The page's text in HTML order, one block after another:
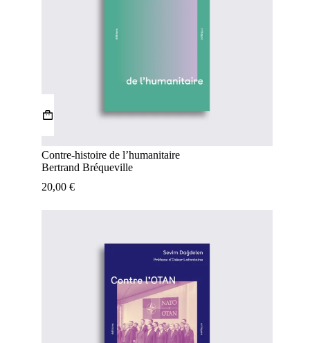
Contre-histoire de l’humanitaire
Bertrand Bréqueville
20,00 €